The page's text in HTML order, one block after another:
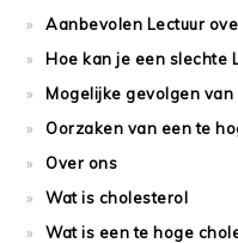
Aanbevolen Lectuur
Hoe kan je een slechte
Mogelijke gevolgen
Oorzaken van een te
Over ons
Wat is cholesterol
Wat is een te hoge